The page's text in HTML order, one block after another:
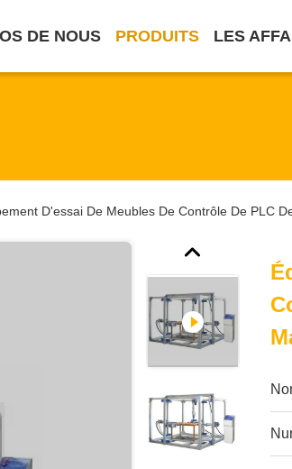
DE NOUS PRODUITS LES
D'essai De Meubles De Contrôle De PLC